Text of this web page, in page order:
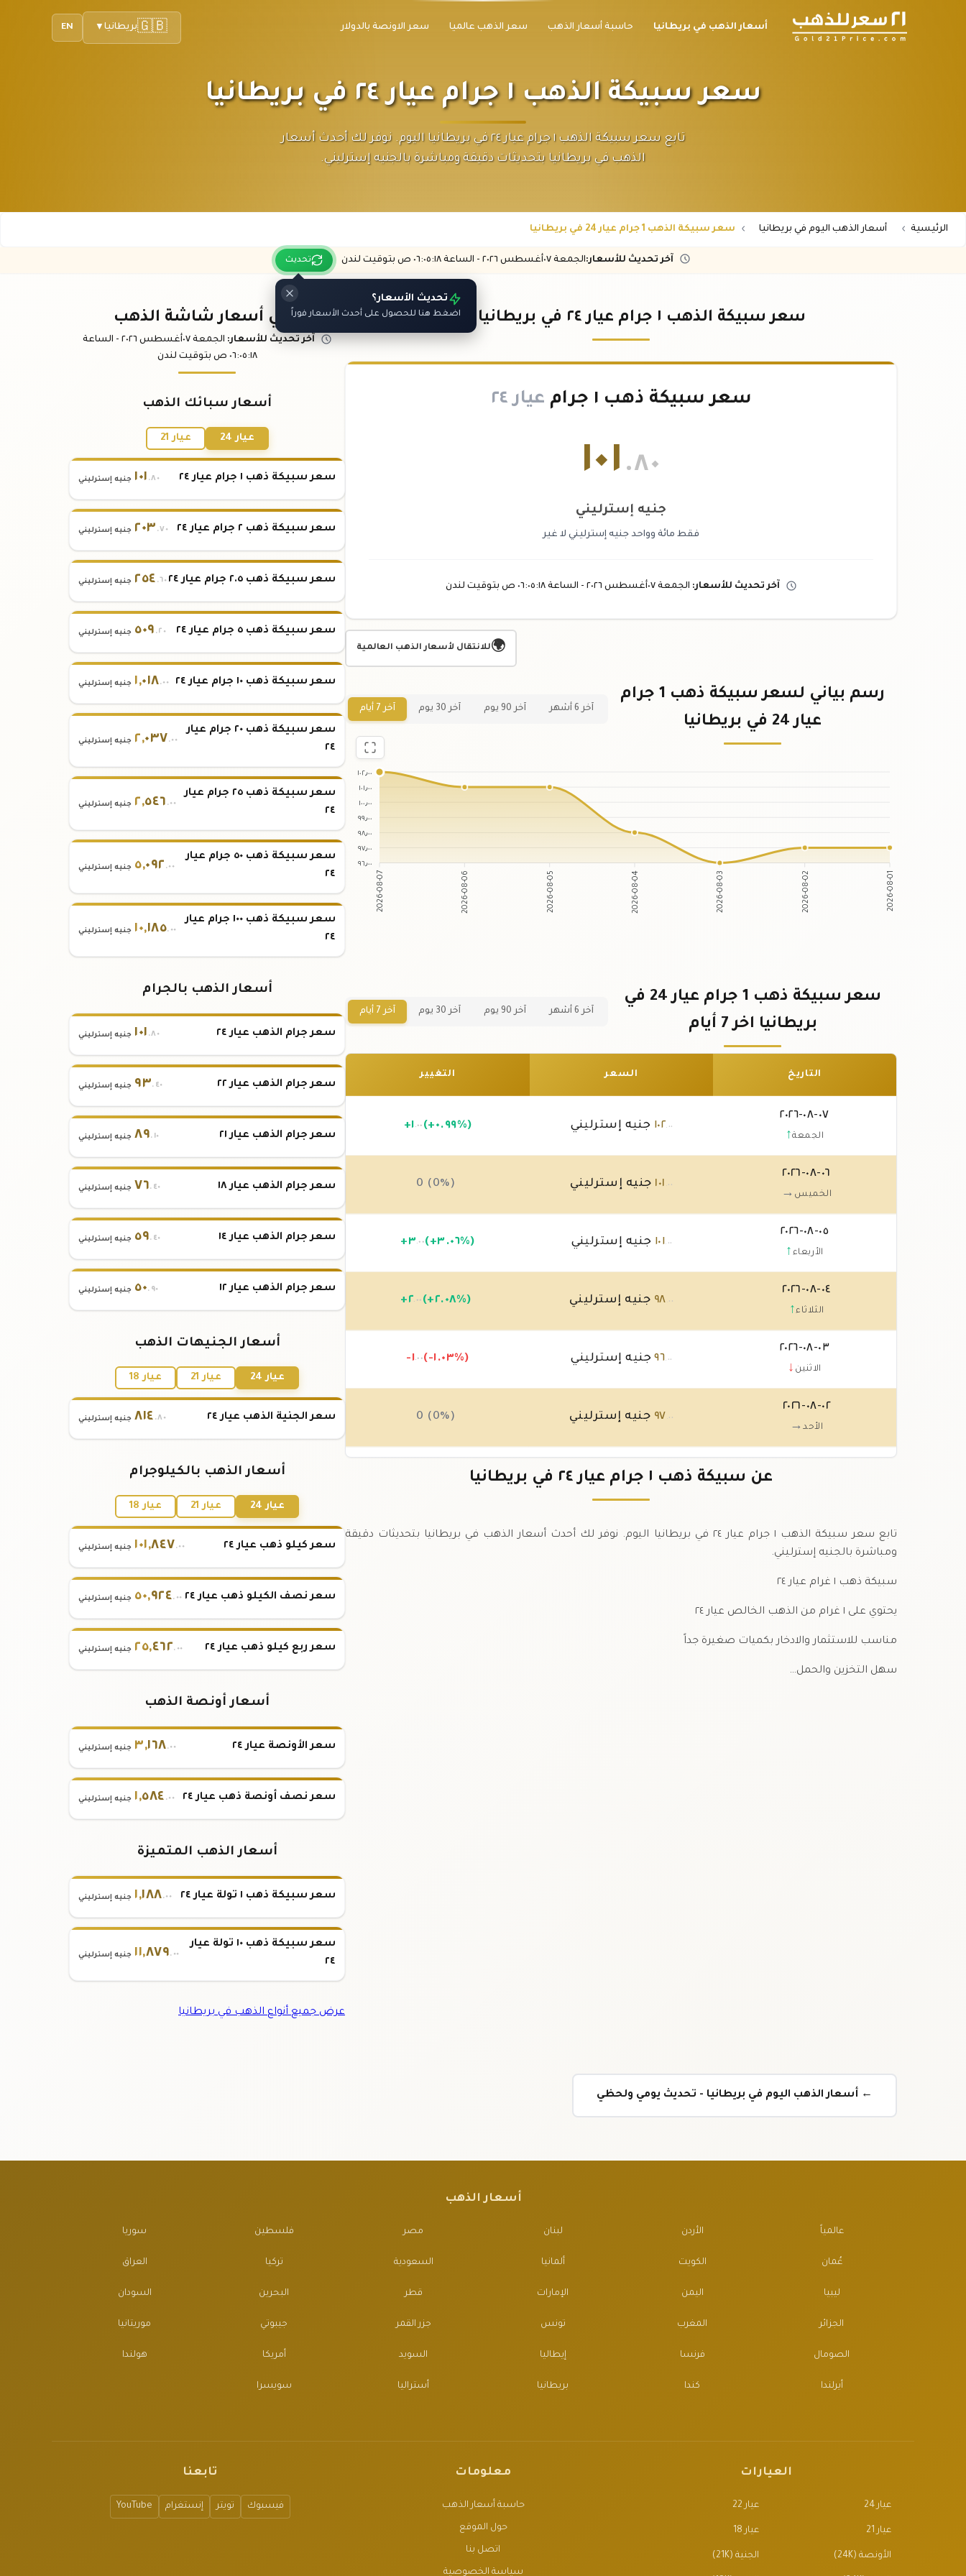
أسعار الذهب في بريطانيا حاسبة أسعار الذهب سعر الذهب عالميا سعر الاونصة بالدولار EN 🇬🇧بريطانيا ▼
سعر سبيكة الذهب ١ جرام عيار ٢٤ في بريطانيا
تابع سعر سبيكة الذهب ١ جرام عيار ٢٤ في بريطانيا اليوم. نوفر لك أحدث أسعار
الذهب في بريطانيا بتحديثات دقيقة ومباشرة بالجنيه إسترليني.
الرئيسية أسعار الذهب اليوم في بريطانيا سعر سبيكة الذهب 1 جرام عيار 24 في بريطانيا
آخر تحديث للأسعار:الجمعة ٠٧ أغسطس ٢٠٢٦ - الساعة :١٨ ص بتوقيت لندن تحديث
تحديث الأسعار؟
اضغط هنا للحصول على أحدث الأسعار فوراً سعر سبيكة الذهب ١ جرام عيار ٢٤ في بريطانيا اليوم
سعر سبيكة ذهب ١ جرام عيار ٢٤
١٠١ .٨٠
جنيه إسترليني
فقط مائة وواحد جنيه إسترليني لا غير
آخر تحديث للأسعار: الجمعة ٠٧ أغسطس ٢٠٢٦ - الساعة ٠٦:٠٥:١٨ ص بتوقيت لندن
🌍للانتقال لأسعار الذهب العالمية
رسم بياني لسعر سبيكة ذهب 1 جرام
عيار 24 في بريطانيا
آخر 6 أشهر آخر 90 يوم آخر 30 يوم آخر 7 أيام
١٠٢٫٠٠
١٠١٫٠٠
١٠٠٫٠٠
٩٩٫٠٠
٩٨٫٠٠
٩٧٫٠٠
٩٦٫٠٠
2026-08-07 2026-08-06 2026-08-05 2026-08-04 2026-08-03 2026-08-02 2026-08-01
سعر سبيكة ذهب 1 جرام عيار 24 في
بريطانيا اخر 7 أيام
آخر 6 أشهر آخر 90 يوم آخر 30 يوم آخر 7 أيام
التاريخ السعر التغيير
٠٧-٠٨-٢٠٢٦
الجمعة↑
١٠٢.٠٠ جنيه إسترليني +١ .٠٠ (+٠.٩٩%)
٠٦-٠٨-٢٠٢٦
الخميس →
١٠١ .٠٠ جنيه إسترليني 0 (0%)
٠٥-٠٨-٢٠٢٦
الأربعاء ↑
١٠١.٠٠ جنيه إسترليني +٣ .٠٠ (+٣.٠٦%)
٠٤-٠٨-٢٠٢٦
الثلاثاء↑
٩٨.٠٠ جنيه إسترليني +٢ .٠٠ (+٢.٠٨%)
٠٣-٠٨-٢٠٢٦
الاثنين ↓
٩٦.٠٠ جنيه إسترليني -١ .٠٠ (-١.٠٣%)
٠٢-٠٨-٢٠٢٦
الأحد→
٩٧ .٠٠ جنيه إسترليني 0 (0%)
٩٧ .٠٠ جنيه إسترليني عن سبيكة ذهب ١ جرام عيار ٢٤ في بريطانيا
تابع سعر سبيكة الذهب ١ جرام عيار ٢٤ في بريطانيا اليوم. نوفر لك أحدث أسعار الذهب في بريطانيا بتحديثات دقيقة
ومباشرة بالجنيه إسترليني.
سبيكة ذهب ١ غرام عيار ٢٤
يحتوي على ١ غرام من الذهب الخالص عيار ٢٤
مناسب للاستثمار والادخار بكميات صغيرة جداً
سهل التخزين والحمل…
باقي أسعار شاشة الذهب
آخر تحديث للأسعار: الجمعة ٠٧ أغسطس ٢٠٢٦ -
الساعة
٠٦:٠٥:١٨ ص بتوقيت لندن
أسعار سبائك الذهب
عيار 24 عيار 21
سعر سبيكة ذهب ١ جرام عيار ٢٤ ١٠١ .٨٠ جنيه إسترليني
سعر سبيكة ذهب ٢ جرام عيار ٢٤ ٢٠٣ .٧٠ جنيه إسترليني
سعر سبيكة ذهب ٢.٥ جرام عيار ٢٤ ٢٥٤ .٦٠ جنيه إسترليني
سعر سبيكة ذهب ٥ جرام عيار ٢٤ ٥٠٩ .٢٠ جنيه إسترليني
سعر سبيكة ذهب ١٠ جرام عيار ٢٤ ١,٠١٨.٠٠ جنيه إسترليني
سعر سبيكة ذهب ٢٠ جرام عيار
٢٤
٢,٠٣٧.٠٠ جنيه إسترليني
سعر سبيكة ذهب ٢٥ جرام عيار
٢٤
٢,٥٤٦ .٠٠ جنيه إسترليني
سعر سبيكة ذهب ٥٠ جرام عيار
٢٤
٥,٠٩٢ .٠٠ جنيه إسترليني
سعر سبيكة ذهب ١٠٠ جرام عيار
٢٤
١٠,١٨٥.٠٠ جنيه إسترليني
أسعار الذهب بالجرام
سعر جرام الذهب عيار ٢٤ ١٠١ .٨٠ جنيه إسترليني
سعر جرام الذهب عيار ٢٢ ٩٣.٤٠ جنيه إسترليني
سعر جرام الذهب عيار ٢١ ٨٩.١٠ جنيه إسترليني
سعر جرام الذهب عيار ١٨ ٧٦.٤٠ جنيه إسترليني
سعر جرام الذهب عيار ١٤ ٥٩.٤٠ جنيه إسترليني
سعر جرام الذهب عيار ١٢ ٥٠.٩٠ جنيه إسترليني
أسعار الجنيهات الذهب
عيار 24 عيار 21 عيار 18
سعر الجنية الذهب عيار ٢٤ ٨١٤ .٨٠ جنيه إسترليني
أسعار الذهب بالكيلوجرام
عيار 24 عيار 21 عيار 18
سعر كيلو ذهب عيار ٢٤ ١٠١,٨٤٧ .٠٠ جنيه إسترليني
سعر نصف الكيلو ذهب عيار ٢٤ ٥٠,٩٢٤.٠٠ جنيه إسترليني
سعر ربع كيلو ذهب عيار ٢٤ ٢٥,٤٦٢.٠٠ جنيه إسترليني
أسعار أونصة الذهب
سعر الأونصة عيار ٢٤ ٣,١٦٨.٠٠ جنيه إسترليني
سعر نصف أونصة ذهب عيار ٢٤ ١,٥٨٤ .٠٠ جنيه إسترليني
أسعار الذهب المتميزة
سعر سبيكة ذهب ١ تولة عيار ٢٤ ١,١٨٨.٠٠ جنيه إسترليني
سعر سبيكة ذهب ١٠ تولة عيار
٢٤
١١,٨٧٩.٠٠ جنيه إسترليني
عرض جميع أنواع الذهب في بريطانيا
← أسعار الذهب اليوم في بريطانيا - تحديث يومي ولحظي
أسعار الذهب
عالمياً الأردن لبنان مصر فلسطين سوريا
عُمان الكويت ألمانيا السعودية تركيا العراق
ليبيا اليمن الإمارات قطر البحرين السودان
الجزائر المغرب تونس جزر القمر جيبوتي موريتانيا
الصومال فرنسا إيطاليا السويد أمريكا هولندا
أيرلندا كندا بريطانيا أستراليا سويسرا
العيارات
عيار 24 عيار 22
عيار 21 عيار 18
الأونصة (24K) الجنية (21K)
معلومات
حاسبة أسعار الذهب
حول الموقع
اتصل بنا
سياسة الخصوصية
تابعنا
فيسبوك تويتر إنستغرام YouTube